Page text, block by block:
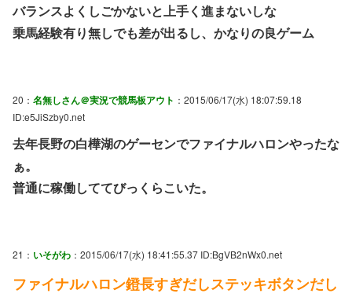
バランスよくしごかないと上手く進まないしな
乗馬経験有り無しでも差が出るし、かなりの良ゲーム
20： 名無しさん＠実況で競馬板アウト ：2015/06/17(水) 18:07:59.18
ID:e5JiSzby0.net
去年長野の白樺湖のゲーセンでファイナルハロンやったな
ぁ。
普通に稼働しててびっくらこいた。
21： いそがわ ：2015/06/17(水) 18:41:55.37 ID:BgVB2nWx0.net
ファイナルハロン鐙長すぎだしステッキボタンだし